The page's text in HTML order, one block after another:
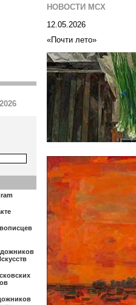
НОВОСТИ МСХ
12.05.2026
«Почти лето»